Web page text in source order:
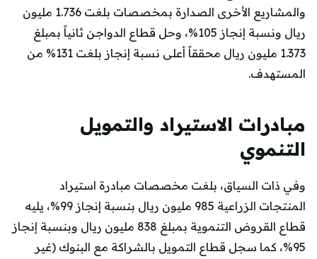
والمشاريع الأخرى الصدارة بمخصصات بلغت 1.736 مليون
ريال ونسبة إنجاز 105%، وحل قطاع الدواجن ثانياً بمبلغ
1.373 مليون ريال محققاً أعلى نسبة إنجاز بلغت 131% من
المستهدف.
مبادرات الاستيراد والتمويل
التنموي
وفي ذات السياق، بلغت مخصصات مبادرة استيراد
المنتجات الزراعية 985 مليون ريال بنسبة إنجاز 99%، يليه
قطاع القروض التنموية بمبلغ 838 مليون ريال وبنسبة إنجاز
95%، كما سجل قطاع التمويل بالشراكة مع البنوك (غير